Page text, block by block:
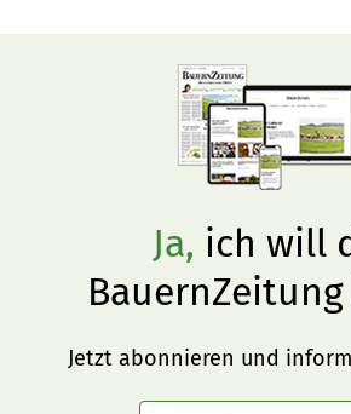
Ja, ich will
Jetzt abonnieren und